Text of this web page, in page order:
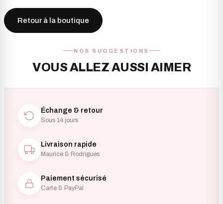
Retour à la boutique
NOS SUGGESTIONS
VOUS ALLEZ AUSSI AIMER
Échange & retour
Sous 14 jours
Livraison rapide
Maurice & Rodrigues
Paiement sécurisé
Carte & PayPal